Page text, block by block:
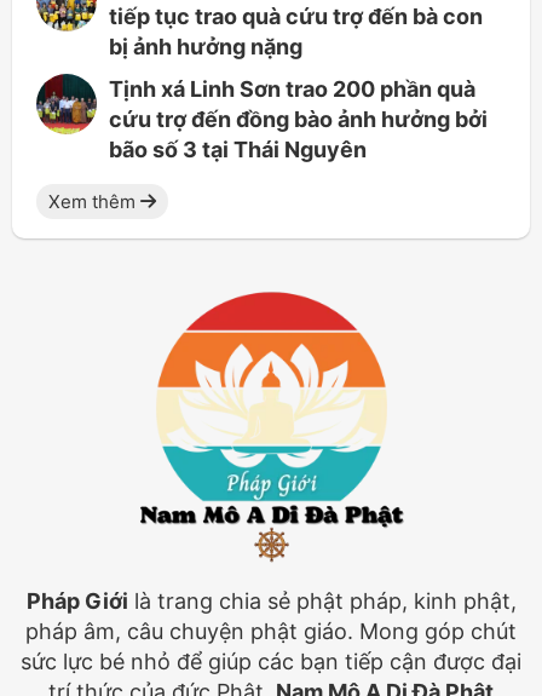
tiếp tục trao quà cứu trợ đến bà con
bị ảnh hưởng nặng
Tịnh xá Linh Sơn trao 200 phần quà
cứu trợ đến đồng bào ảnh hưởng bởi
bão số 3 tại Thái Nguyên
Xem thêm
Pháp Giới là trang chia sẻ phật pháp, kinh phật,
pháp âm, câu chuyện phật giáo. Mong góp chút
sức lực bé nhỏ để giúp các bạn tiếp cận được đại